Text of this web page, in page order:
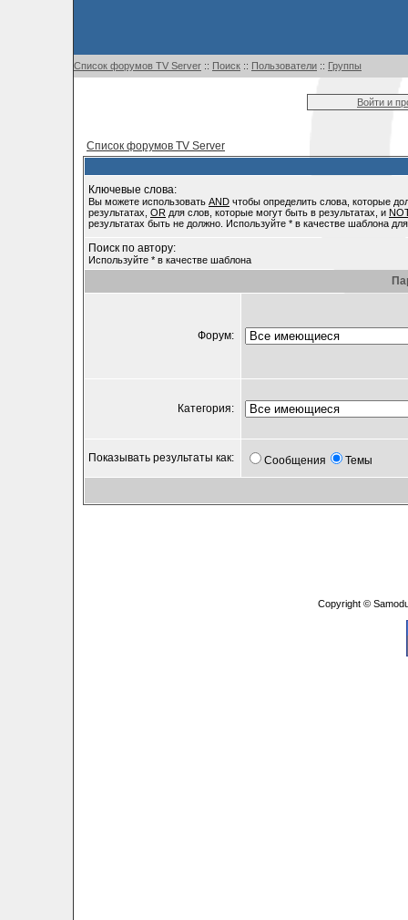
Список форумов TV Server :: Поиск :: Пользователи :: Группы
Войти и
Список форумов TV Server
Ключевые слова:
Вы можете использовать AND чтобы определить слова, которые
результатах, OR для слов, которые могут быть в результатах, и
результатах быть не должно. Используйте * в качестве шаблона
Поиск по автору:
Используйте * в качестве шаблона
Форум:
Категория:
Показывать результаты как: Сообщения Темы
Copyright ©